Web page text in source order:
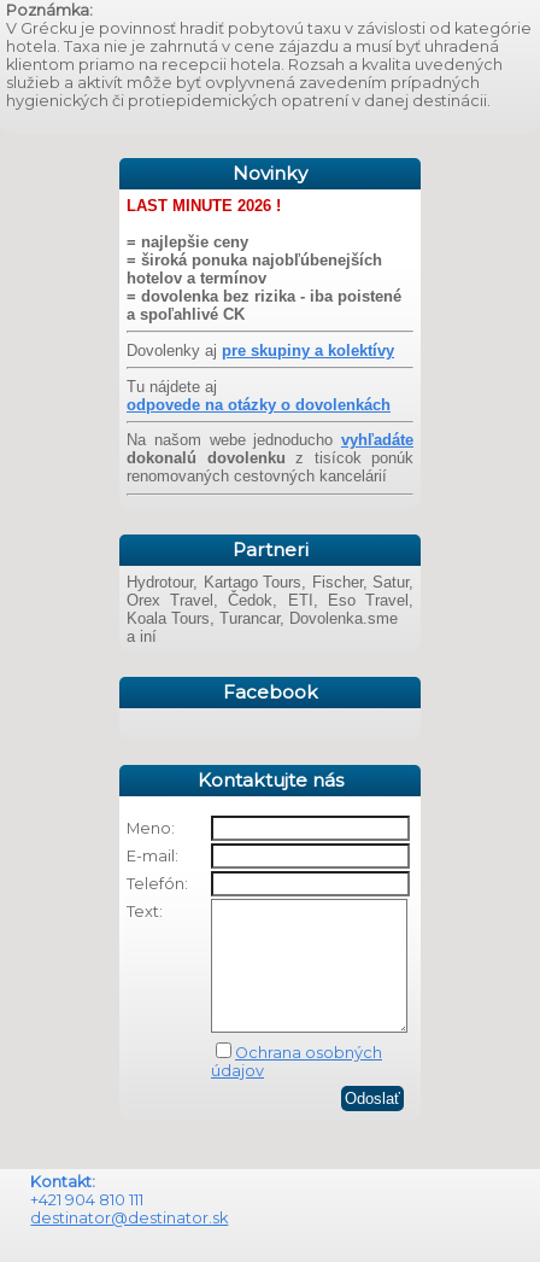
Poznámka:
V Grécku je povinnosť hradiť pobytovú taxu v závislosti od kategórie
hotela. Taxa nie je zahrnutá v cene zájazdu a musí byť uhradená
klientom priamo na recepcii hotela. Rozsah a kvalita uvedených
služieb a aktivít môže byť ovplyvnená zavedením prípadných
hygienických či protiepidemických opatrení v danej destinácii.
Novinky
LAST MINUTE 2026 !
= najlepšie ceny
= široká ponuka najobľúbenejších
hotelov a termínov
= dovolenka bez rizika - iba poistené
a spoľahlivé CK
Dovolenky aj pre skupiny a kolektívy
Tu nájdete aj
odpovede na otázky o dovolenkách
Na našom webe jednoducho vyhľadáte
dokonalú dovolenku z tisícok ponúk
renomovaných cestovných kancelárií
Partneri
Hydrotour, Kartago Tours, Fischer, Satur,
Orex Travel, Čedok, ETI, Eso Travel,
Koala Tours, Turancar, Dovolenka.sme
a iní
Facebook
Kontaktujte nás
Meno:
E-mail:
Telefón:
Text:
Ochrana osobných
údajov
Kontakt:
+421 904 810 111
destinator@destinator.sk